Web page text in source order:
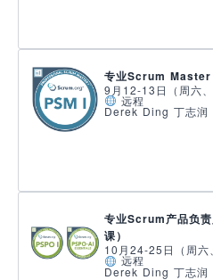
专业Scrum Master
9月12-13日（周六、
远程
Derek Ding 丁志润
专业Scrum产品负
课）
10月24-25日（周六
远程
Derek Ding 丁志润